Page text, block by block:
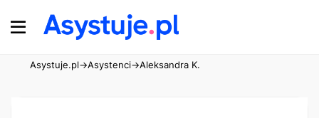
Asystuje.pl→Asystenci→Aleksandra K.